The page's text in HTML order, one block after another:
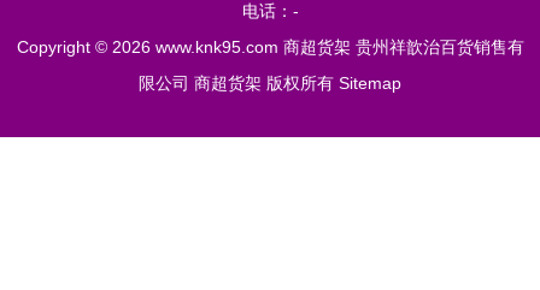
电话：-
Copyright © 2026 www.knk95.com 商超货架 贵州祥歆治百货销售有
限公司 商超货架 版权所有 Sitemap